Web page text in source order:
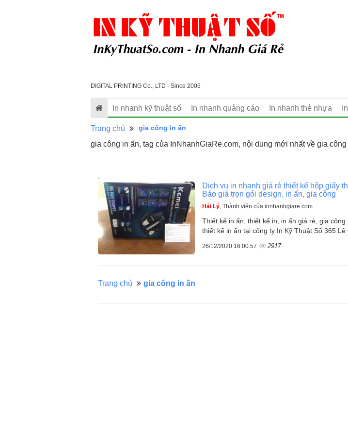
DIGITAL PRINTING Co., LTD - Since 2006
In nhanh kỹ thuật số In nhanh quảng cáo In nhanh thẻ nhựa
Trang chủ gia công in ấn
gia công in ấn, tag của InNhanhGiaRe.com, nội dung mới nhất về gia công
.
Dịch vụ in nhanh giá rẻ thiết kế hộp giấy
Báo giá trọn gói design, in ấn, gia công
Hải Lý , Thành viên của innhanhgiare.com
Thiết kế in ấn, thiết kế in, in ấn giá rẻ, gia công
thiết kế in ấn tại công ty In Kỹ Thuật Số 365
26/12/2020 16:00:57 2917
Trang chủ gia công in ấn